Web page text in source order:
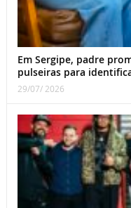
Em Sergipe, padre
pulseiras para
29/07/ 2026